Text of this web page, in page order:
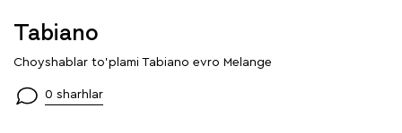
Tabiano
Choyshablar to'plami Tabiano evro Melange
0 sharhlar